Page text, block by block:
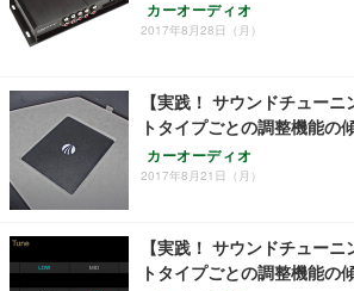
カーオーディオ
2017年8月28日（月）
【実践！ サウンドチュー
トタイプごとの調整機能の
カーオーディオ
2017年8月21日（月）
【実践！ サウンドチュー
トタイプごとの調整機能の